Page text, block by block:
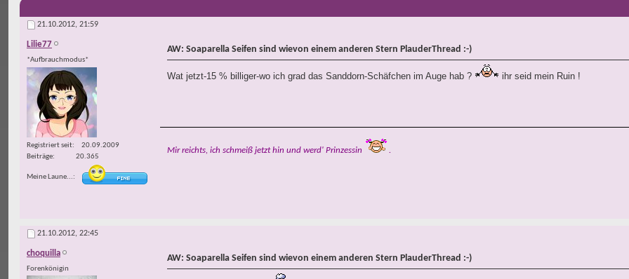
21.10.2012, 21:59
Lilie77
*Aufbrauchmodus*
Registriert seit
20.09.2009
Beiträge
20.365
Meine Laune...
AW: Soaparella Seifen sind wievon einem anderen Stern PlauderThread :-)
Wat jetzt-15 % billiger-wo ich grad das Sanddorn-Schäfchen im Auge hab ? ihr seid mein Ruin !
Mir reichts, ich schmeiß jetzt hin und werd' Prinzessin .
21.10.2012, 22:45
choquilla
Forenkönigin
AW: Soaparella Seifen sind wievon einem anderen Stern PlauderThread :-)